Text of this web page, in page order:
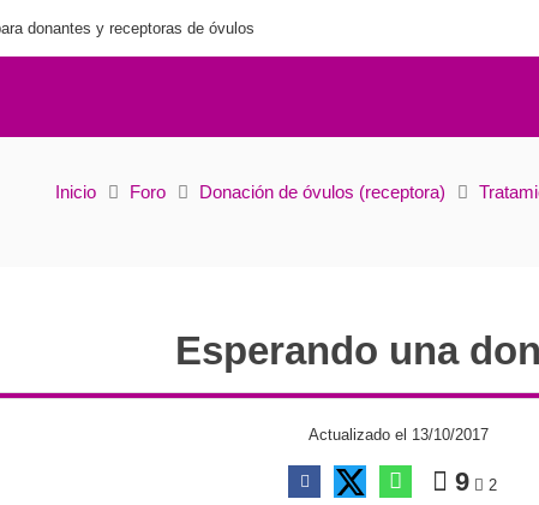
donantes y receptoras de óvulos
Esperando una donante
Inicio Foro Donación de óvulos (receptora)
Esperando una
Actualizado el 13/10/2017
9 2